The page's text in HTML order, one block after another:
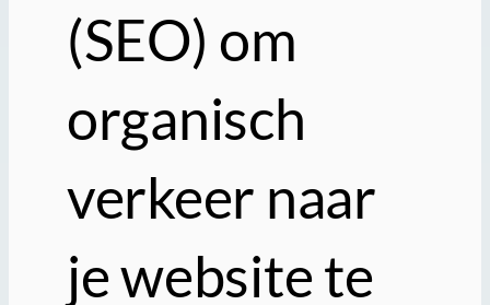
(SEO) om
organisch
verkeer naar
je website te